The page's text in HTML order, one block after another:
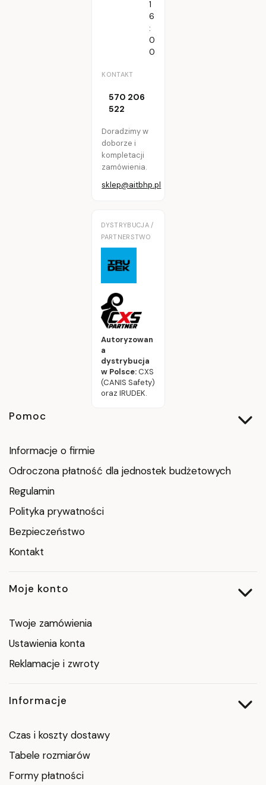
1
6
:
0
0
KONTAKT
570 206
522
Doradzimy w
doborze i
kompletacji
zamówienia.
sklep@aitbhp.pl
DYSTRYBUCJA /
PARTNERSTWO
Autoryzowan
a
dystrybucja
w Polsce:CXS
(CANIS Safety)
oraz IRUDEK.
Linki w stopce
Pomoc
Informacje o firmie
Odroczona płatność dla jednostek budżetowych
Regulamin
Polityka prywatności
Bezpieczeństwo
Kontakt
Moje konto
Twoje zamówienia
Ustawienia konta
Reklamacje i zwroty
Informacje
Czas i koszty dostawy
Tabele rozmiarów
Formy płatności